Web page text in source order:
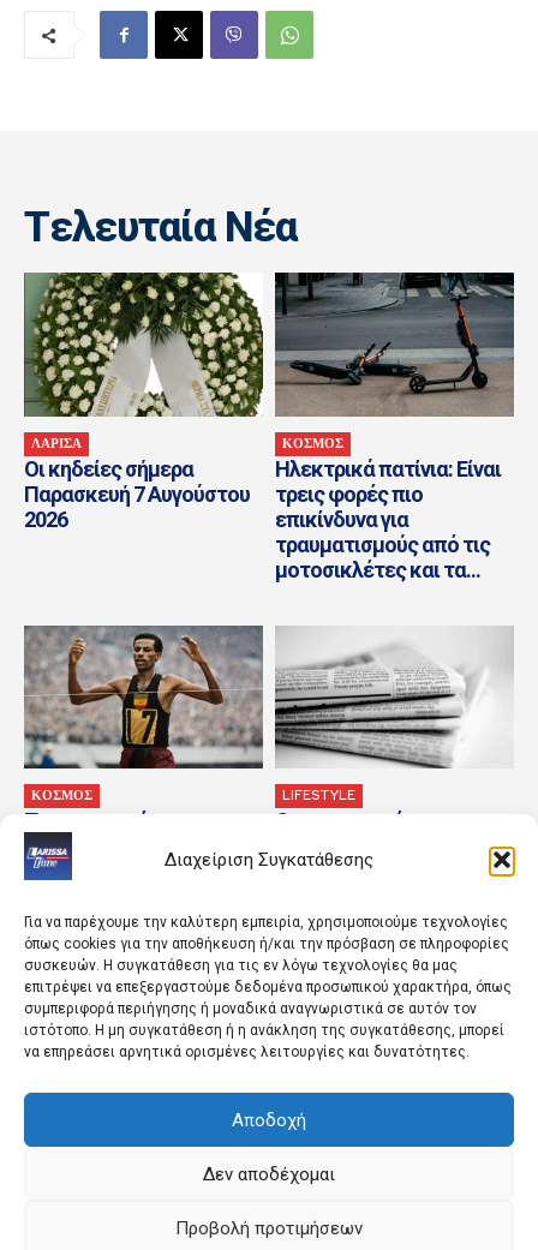
Διαχείριση Συγκατάθεσης
Για να παρέχουμε την καλύτερη εμπειρία, χρησιμοποιούμε τεχνολογίες
όπως cookies για την αποθήκευση ή/και την πρόσβαση σε πληροφορίες
συσκευών. Η συγκατάθεση για τις εν λόγω τεχνολογίες θα μας
επιτρέψει να επεξεργαστούμε δεδομένα προσωπικού χαρακτήρα, όπως
συμπεριφορά περιήγησης ή μοναδικά αναγνωριστικά σε αυτόν τον
ιστότοπο. Η μη συγκατάθεση ή η ανάκληση της συγκατάθεσης, μπορεί
να επηρεάσει αρνητικά ορισμένες λειτουργίες και δυνατότητες.
Αποδοχή
Δεν αποδέχομαι
Προβολή προτιμήσεων
Tελευταία Nέα
ΛΑΡΙΣΑ
Οι κηδείες σήμερα
Παρασκευή 7 Αυγούστου
2026
ΚΟΣΜΟΣ
Ηλεκτρικά πατίνια: Είναι
τρεις φορές πιο
επικίνδυνα για
τραυματισμούς από τις
μοτοσικλέτες και τα...
ΚΟΣΜΟΣ
Τα σημαντικότερα
γεγονότα της ημέρας
LIFESTYLE
Οι οικονομικές
εφημερίδες 7/8/2026
«Φασματικές γραμμές»,
στοιχεία για τη συντριβή
πυραύλου της SpaceX στη
Το Ισραήλ διέπραξε
«έγκλημα πολέμου» όταν
δολοφόνησε τη
δημοσιογράφο Αμαλ
έρευνες